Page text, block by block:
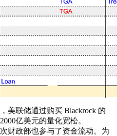
美联储通过购买 Blackrock 的
亿美元的量化宽松。
财政部也参与了资金流动。为